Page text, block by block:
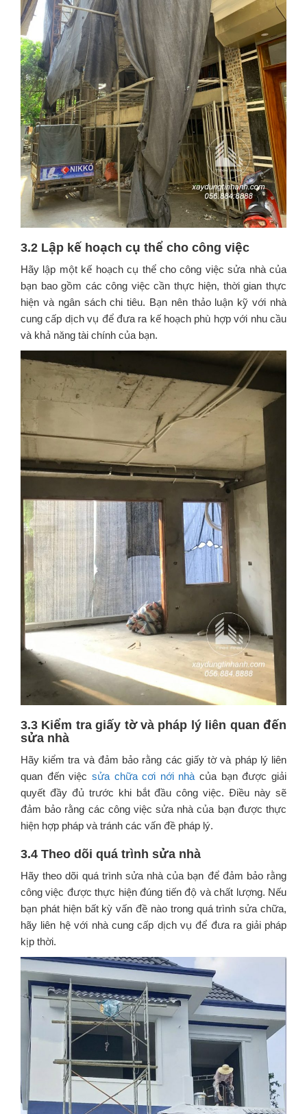
3.2 Lập kế hoạch cụ thể cho công việc
Hãy lập một kế hoạch cụ thể cho công việc sửa nhà của
bạn bao gồm các công việc cần thực hiện, thời gian thực
hiện và ngân sách chi tiêu. Bạn nên thảo luận kỹ với nhà
cung cấp dịch vụ để đưa ra kế hoạch phù hợp với nhu cầu
và khả năng tài chính của bạn.
3.3 Kiểm tra giấy tờ và pháp lý liên quan đến
sửa nhà
Hãy kiểm tra và đảm bảo rằng các giấy tờ và pháp lý liên
quan đến việc sửa chữa cơi nới nhà của bạn được giải
quyết đầy đủ trước khi bắt đầu công việc. Điều này sẽ
đảm bảo rằng các công việc sửa nhà của bạn được thực
hiện hợp pháp và tránh các vấn đề pháp lý.
3.4 Theo dõi quá trình sửa nhà
Hãy theo dõi quá trình sửa nhà của bạn để đảm bảo rằng
công việc được thực hiện đúng tiến độ và chất lượng. Nếu
bạn phát hiện bất kỳ vấn đề nào trong quá trình sửa chữa,
hãy liên hệ với nhà cung cấp dịch vụ để đưa ra giải pháp
kịp thời.